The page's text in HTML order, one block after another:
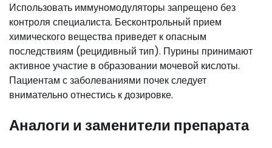
Использовать иммуномодуляторы запрещено без
контроля специалиста. Бесконтрольный прием
химического вещества приведет к опасным
последствиям (рецидивный тип). Пурины принимают
активное участие в образовании мочевой кислоты.
Пациентам с заболеваниями почек следует
внимательно отнестись к дозировке.
Аналоги и заменители препарата